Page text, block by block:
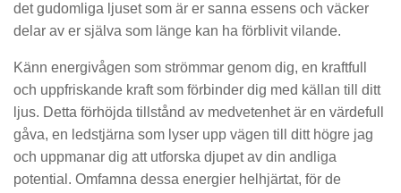
det gudomliga ljuset som är er sanna essens och väcker
delar av er själva som länge kan ha förblivit vilande.
Känn energivågen som strömmar genom dig, en kraftfull
och uppfriskande kraft som förbinder dig med källan till ditt
ljus. Detta förhöjda tillstånd av medvetenhet är en värdefull
gåva, en ledstjärna som lyser upp vägen till ditt högre jag
och uppmanar dig att utforska djupet av din andliga
potential. Omfamna dessa energier helhjärtat, för de